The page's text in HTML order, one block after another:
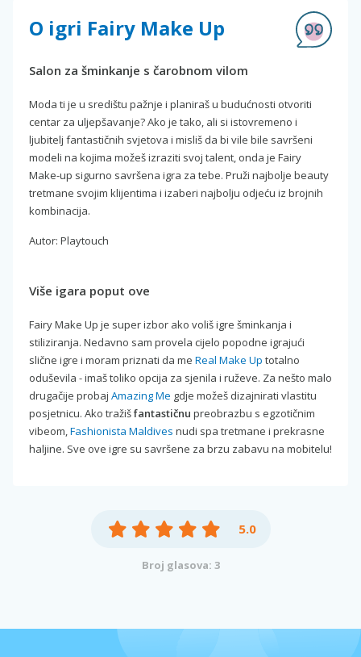
O igri Fairy Make Up
Salon za šminkanje s čarobnom vilom
Moda ti je u središtu pažnje i planiraš u budućnosti otvoriti
centar za uljepšavanje? Ako je tako, ali si istovremeno i
ljubitelj fantastičnih svjetova i misliš da bi vile bile savršeni
modeli na kojima možeš izraziti svoj talent, onda je Fairy
Make-up sigurno savršena igra za tebe. Pruži najbolje beauty
tretmane svojim klijentima i izaberi najbolju odjeću iz brojnih
kombinacija.
Autor: Playtouch
Više igara poput ove
Fairy Make Up je super izbor ako voliš igre šminkanja i
stiliziranja. Nedavno sam provela cijelo popodne igrajući
slične igre i moram priznati da me Real Make Up totalno
oduševila - imaš toliko opcija za sjenila i ruževe. Za nešto malo
drugačije probaj Amazing Me gdje možeš dizajnirati vlastitu
posjetnicu. Ako tražišfantastičnu preobrazbu s egzotičnim
vibeom,Fashionista Maldives nudi spa tretmane i prekrasne
haljine. Sve ove igre su savršene za brzu zabavu na mobitelu!
5.0
Broj glasova: 3